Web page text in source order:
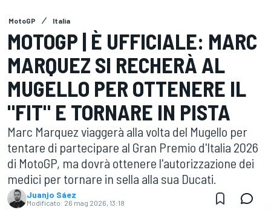
MotoGP Italia
MOTOGP | È UFFICIALE: MARC
MARQUEZ SI RECHERÀ AL
MUGELLO PER OTTENERE IL
"FIT" E TORNARE IN PISTA
Marc Marquez viaggerà alla volta del Mugello per
tentare di partecipare al Gran Premio d'Italia 2026
di MotoGP, ma dovrà ottenere l'autorizzazione dei
medici per tornare in sella alla sua Ducati.
Juanjo Sáez
Modificato: 26 mag 2026, 13:18